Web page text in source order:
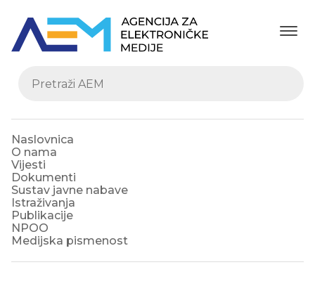
Naslovnica
O nama
Vijesti
Dokumenti
Sustav javne nabave
Istraživanja
Publikacije
NPOO
Medijska pismenost